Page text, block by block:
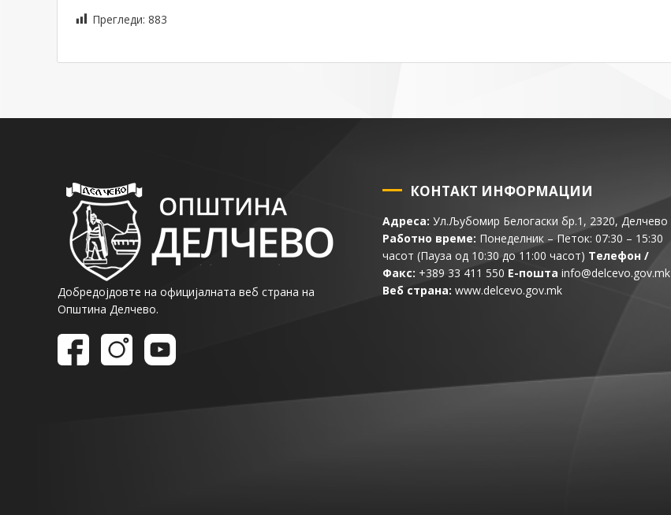
Прегледи: 883
Добредојдовте на официјалната веб страна на
Општина Делчево.
КОНТАКТ ИНФОРМАЦИИ
Адреса: Ул.Љубомир Белогаски бр.1, 2320, Делчево
Работно време: Понеделник – Петок: 07:30 – 15:30
часот (Пауза од 10:30 до 11:00 часот) Телефон /
Факс: +389 33 411 550 Е-пошта info@delcevo.gov.mk
Веб страна: www.delcevo.gov.mk